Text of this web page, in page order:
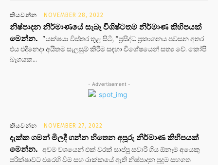
කියවන්න NOVEMBER 28, 2022
නිෂ්පාදන නිර්මාණයේ සැබෑ විශිෂ්ටතම නිර්මාණ කිහිපයක්
මෙන්න.
"යක්ෂයා විස්තර තුළ සිටී, ”ප්‍රසිද්ධ ප්‍රකාශනය පවසන අතර
එය එදිනෙදා අයිතම සැලසුම් කිරීම සඳහා විශේෂයෙන් සත්‍ය වේ. කෝපි
බෑගයක...
- Advertisement -
කියවන්න NOVEMBER 27, 2022
දැක්ක ගමන් මිලදී ගන්න හිතෙන අපූරු නිර්මාණ කිහිපයක්
මෙන්න. අවම වශයෙන් එක් වරක් සාප්පු සවාරි ගිය ඕනෑම අයෙකු
පරීක්ෂාවට එරෙහි වීම සහ රාක්කයේ ඇති නිෂ්පාදන පුදුම සහගත